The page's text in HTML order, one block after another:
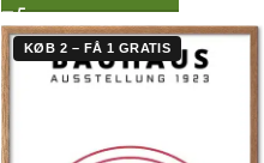
KØB 2 – FÅ 1 GRATIS